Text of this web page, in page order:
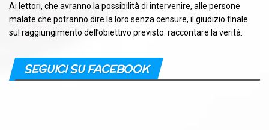
Ai lettori, che avranno la possibilità di intervenire, alle persone
malate che potranno dire la loro senza censure, il giudizio finale
sul raggiungimento dell’obiettivo previsto: raccontare la verità.
SEGUICI SU FACEBOOK